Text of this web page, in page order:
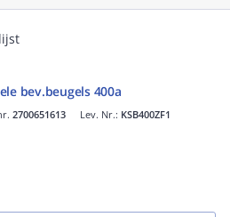
bev.beugels 400a
2700651613 Lev. Nr.: KSB400ZF1